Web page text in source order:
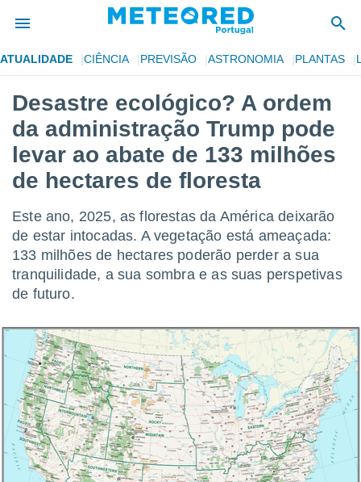
da
foi
para
as
fornecidas
a este
das
e
forma
digital
recolhidas
ou
permite-
a nossa
ACEITAR
ATUALIDADE CIÊNCIA PREVISÃO ASTRONOMIA PLANTAS
Desastre ecológico? A ordem
da administração Trump pode
levar ao abate de 133 milhões
de hectares de floresta
Este ano, 2025, as florestas da América deixarão
de estar intocadas. A vegetação está ameaçada:
133 milhões de hectares poderão perder a sua
tranquilidade, a sua sombra e as suas perspetivas
de futuro.